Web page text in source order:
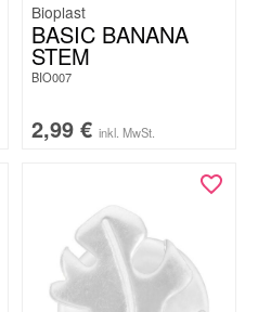
Bioplast
BASIC BANANA
STEM
BIO007
2,99 € inkl. MwSt.